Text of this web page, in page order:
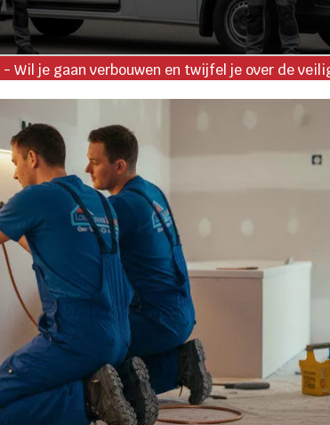
- Wil je gaan verbouwen en twijfel je over de